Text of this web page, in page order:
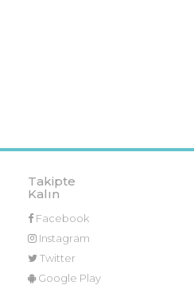
Takipte
Kalın
Facebook
Instagram
Twitter
Google Play